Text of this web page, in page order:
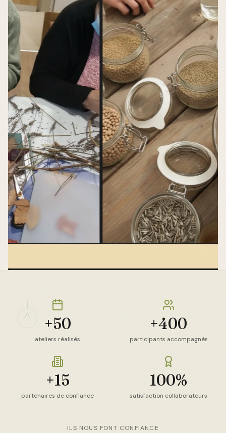
+50
ateliers réalisés
+400
participants accompagnés
+15
partenaires de confiance
100%
satisfaction collaborateurs
ILS NOUS FONT CONFIANCE